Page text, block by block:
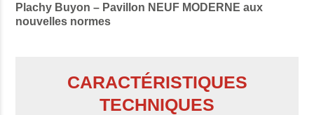
Plachy Buyon – Pavillon NEUF MODERNE aux
nouvelles normes
CARACTÉRISTIQUES
TECHNIQUES